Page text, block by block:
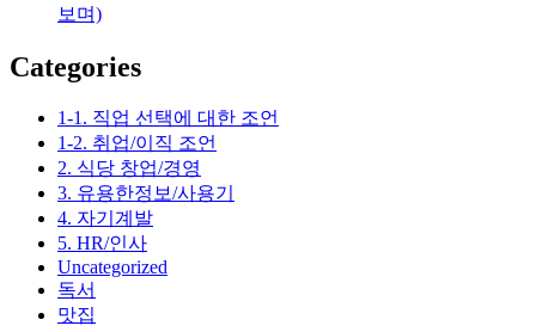
보며)
Categories
1-1. 직업 선택에 대한 조언
1-2. 취업/이직 조언
2. 식당 창업/경영
3. 유용한정보/사용기
4. 자기계발
5. HR/인사
Uncategorized
독서
맛집